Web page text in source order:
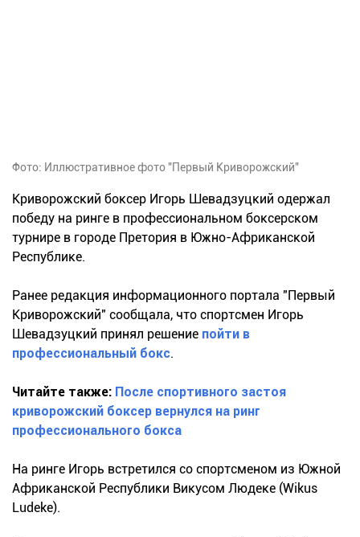
Фото: Иллюстративное фото "Первый Криворожский"
Криворожский боксер Игорь Шевадзуцкий одержал
победу на ринге в профессиональном боксерском
турнире в городе Претория в Южно-Африканской
Республике.
Ранее редакция информационного портала "Первый
Криворожский" сообщала, что спортсмен Игорь
Шевадзуцкий принял решение пойти в
профессиональный бокс.
Читайте также: После спортивного застоя
криворожский боксер вернулся на ринг
профессионального бокса
На ринге Игорь встретился со спортсменом из Южной
Африканской Республики Викусом Людеке (Wikus
Ludeke).